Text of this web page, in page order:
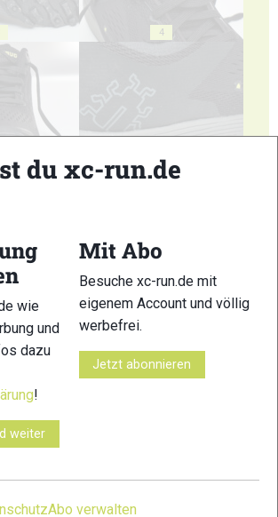
4
6
8
235: Galerie
Zurück
du xc-run.de
wie
und
dazu
!
weiter
Mit Abo
Besuche xc-run.de mit
eigenem Account und völlig
werbefrei.
Jetzt abonnieren
Abo verwalten